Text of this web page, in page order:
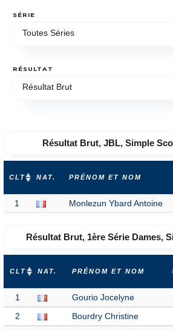
SÉRIE
Toutes Séries
RÉSULTAT
Résultat Brut
Résultat Brut, JBL, Simple
CLT NAT. PRÉNOM ET NOM
1 Monlezun Ybard Antoine
Résultat Brut, 1ère Série Dames,
CLT NAT. PRÉNOM ET NOM
1 Gourio Jocelyne
2 Bourdry Christine